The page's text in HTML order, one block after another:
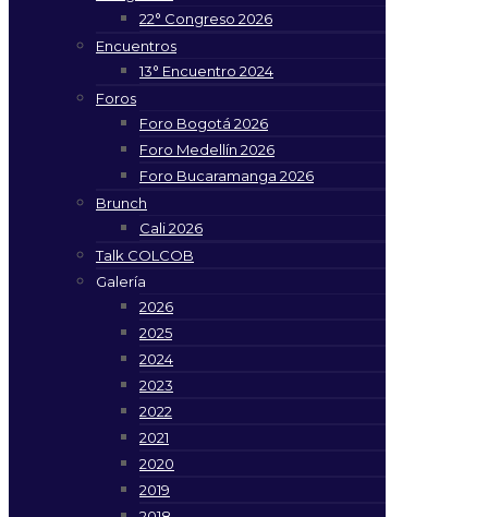
22° Congreso 2026
Encuentros
13° Encuentro 2024
Foros
Foro Bogotá 2026
Foro Medellín 2026
Foro Bucaramanga 2026
Brunch
Cali 2026
Talk COLCOB
Galería
2026
2025
2024
2023
2022
2021
2020
2019